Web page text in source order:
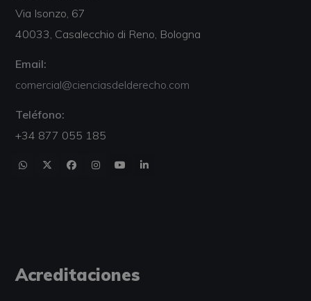
Via Isonzo, 67
40033, Casalecchio di Reno, Bologna
Email:
comercial@cienciasdelderecho.com
Teléfono:
+34 877 055 185
Acreditaciones